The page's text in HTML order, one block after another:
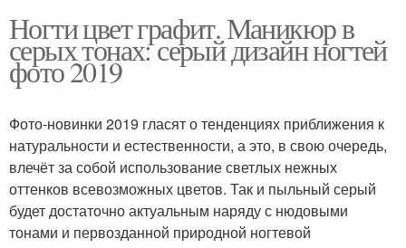
Ногти цвет графит. Маникюр в
серых тонах: серый дизайн ногтей
фото 2019
Фото-новинки 2019 гласят о тенденциях приближения к
натуральности и естественности, а это, в свою очередь,
влечёт за собой использование светлых нежных
оттенков всевозможных цветов. Так и пыльный серый
будет достаточно актуальным наряду с нюдовыми
тонами и первозданной природной ногтевой